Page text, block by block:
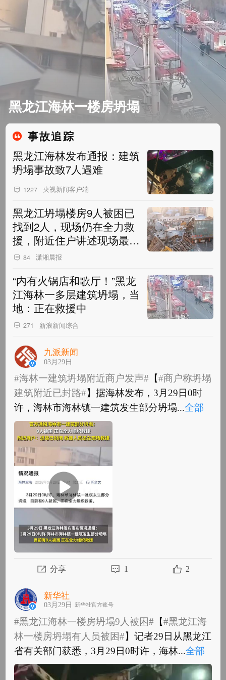
黑龙江海林一楼房坍塌
事故追踪
黑龙江海林发布通报：建筑
坍塌事故致7人遇难
1227 央视新闻客户端
黑龙江坍塌楼房9人被困已
找到2人，现场仍在全力救
援，附近住户讲述现场最新
情况
84 潇湘晨报
“内有火锅店和歌厅！”黑龙
江海林一多层建筑坍塌，当
地：正在救援中
271 新浪新闻综合
九派新闻
03月29日
#海林一建筑坍塌附近商户发声# 【#商户称坍塌
建筑附近已封路#】据海林发布，3月29日0时
许，海林市海林镇一建筑发生部分坍塌...全部
#海林一建筑坍塌附近商户发声#
建筑附近已封路#】据海林发布，3月29日0时
许，海林市海林镇一建筑发生部分坍塌，...
部
分享 1 2
新华社
03月29日 新华社官方账号
#黑龙江海林一楼房坍塌9人被困# 【#黑龙江海
林一楼房坍塌有人员被困#】记者29日从黑龙江
省有关部门获悉，3月29日0时许，海林...全部
#黑龙江海林一楼房坍塌9人被困#【#黑龙江海